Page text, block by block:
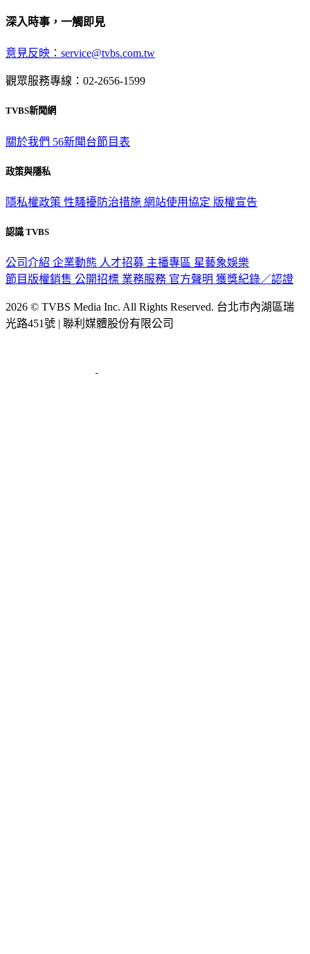
深入時事，一觸即見
意見反映：service@tvbs.com.tw
觀眾服務專線：02-2656-1599
TVBS新聞網
關於我們 56新聞台節目表
政策與隱私
隱私權政策 性騷擾防治措施 網站使用協定 版權宣告
認識 TVBS
公司介紹 企業動態 人才招募 主播專區 星藝象娛樂
節目版權銷售 公開招標 業務服務 官方聲明 獲獎紀錄／認證
2026 © TVBS Media Inc. All Rights Reserved. 台北市內湖區瑞
光路451號 | 聯利媒體股份有限公司